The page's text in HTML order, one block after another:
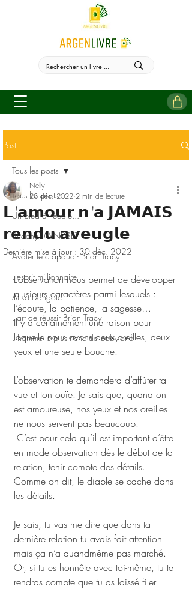
Post
Tous les posts
Un pied à l'école...
Sudehy - MINDSET
Avaler le crapaud - Brian Tracy
L'esprit millionnaire
Aliko Dangote
L'art de réussir Brian Tracy
L homme le plus riche de babylone
Tous les posts
𝗟'𝗮𝗺𝗼𝘂𝗿 𝗻'𝗮 𝗝𝗔𝗠𝗔𝗜𝗦
𝗿𝗲𝗻𝗱𝘂 𝗮𝘃𝗲𝘂𝗴𝗹𝗲
Nelly
28 déc. 2022 2 min de lecture
Dernière mise à jour : 30 déc. 2022
L’observation nous permet de développer
plusieurs caractères parmi lesquels :
l’écoute, la patience, la sagesse…
Il y a certainement une raison pour
laquelle nous avons deux oreilles, deux
yeux et une seule bouche.
L’observation te demandera d’affûter ta
vue et ton ouïe. Je sais que, quand on
est amoureuse, nos yeux et nos oreilles
ne nous servent pas beaucoup.
en mode observation dès le début de la
relation, tenir compte des détails.
Comme on dit, le diable se cache dans
les détails.
Je sais, tu vas me dire que dans ta
dernière relation tu avais fait attention
mais ça n’a quandmême pas marché.
Or, si tu es honnête avec toi-même, tu te
rendras compte que tu as laissé filer